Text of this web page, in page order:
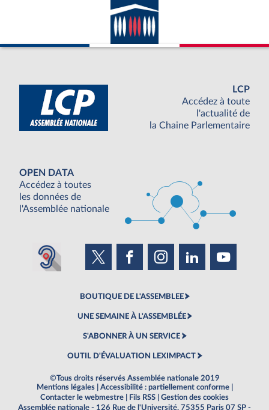
LCP
Accédez à toute
l'actualité de
la Chaine Parlementaire
OPEN DATA
Accédez à toutes
les données de
l'Assemblée nationale
BOUTIQUE DE L'ASSEMBLEE
UNE SEMAINE À L'ASSEMBLÉE
S'ABONNER À UN SERVICE
OUTIL D'ÉVALUATION LEXIMPACT
©Tous droits réservés Assemblée nationale 2019
Mentions légales
Accessibilité : partiellement conforme
Contacter le webmestre
Fils RSS
Gestion des cookies
Assemblée nationale - 126 Rue de l'Université, 75355 Paris 07 SP -